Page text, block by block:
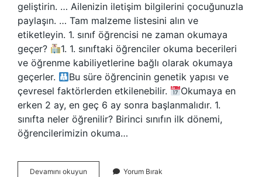
geliştirin. … Ailenizin iletişim bilgilerini çocuğunuzla
paylaşın. … Tam malzeme listesini alın ve
etiketleyin. 1. sınıf öğrencisi ne zaman okumaya
geçer?
1. 1. sınıftaki öğrenciler okuma becerileri
ve öğrenme kabiliyetlerine bağlı olarak okumaya
geçerler.
Bu süre öğrencinin genetik yapısı ve
çevresel faktörlerden etkilenebilir.
Okumaya en
erken 2 ay, en geç 6 ay sonra başlanmalıdır. 1.
sınıfta neler öğrenilir? Birinci sınıfın ilk dönemi,
öğrencilerimizin okuma…
Devamını okuyun Yorum Bırak